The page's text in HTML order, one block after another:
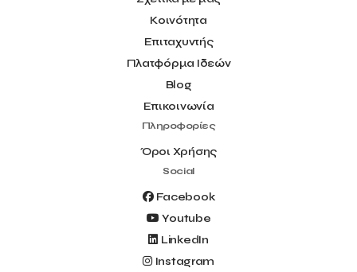
Κοινότητα
Επιταχυντής
Πλατφόρμα Ιδεών
Blog
Επικοινωνία
Πληροφορίες
Όροι Χρήσης
Social
Facebook
Youtube
LinkedIn
Instagram